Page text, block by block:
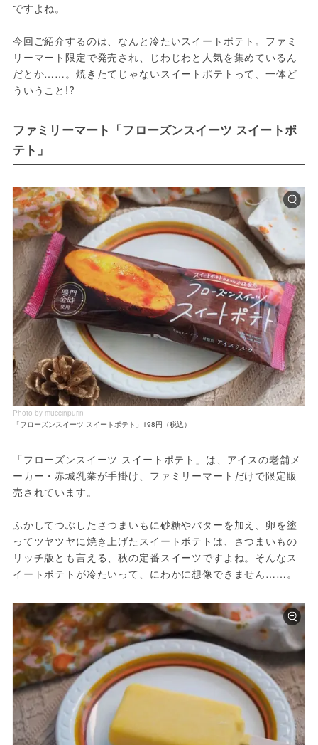
ですよね。
今回ご紹介するのは、なんと冷たいスイートポテト。ファミ
リーマート限定で発売され、じわじわと人気を集めているん
だとか……。焼きたてじゃないスイートポテトって、一体ど
ういうこと!?
ファミリーマート「フローズンスイーツ スイートポ
テト」
Photo by muccinpurin
「フローズンスイーツ スイートポテト」198円（税込）
「フローズンスイーツ スイートポテト」は、アイスの老舗メ
ーカー・赤城乳業が手掛け、ファミリーマートだけで限定販
売されています。
ふかしてつぶしたさつまいもに砂糖やバターを加え、卵を塗
ってツヤツヤに焼き上げたスイートポテトは、さつまいもの
リッチ版とも言える、秋の定番スイーツですよね。そんなス
イートポテトが冷たいって、にわかに想像できません……。